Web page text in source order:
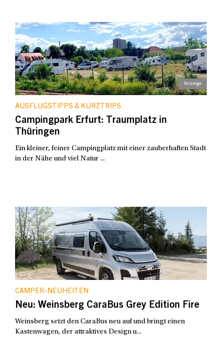
AUSFLUGSTIPPS & KURZTRIPS
Campingpark Erfurt: Traumplatz in
Thüringen
Ein kleiner, feiner Campingplatz mit einer zauberhaften Stadt
in der Nähe und viel Natur ...
CAMPER-NEUHEITEN
Neu: Weinsberg CaraBus Grey Edition Fire
Weinsberg setzt den CaraBus neu auf und bringt einen
Kastenwagen, der attraktives Design u...